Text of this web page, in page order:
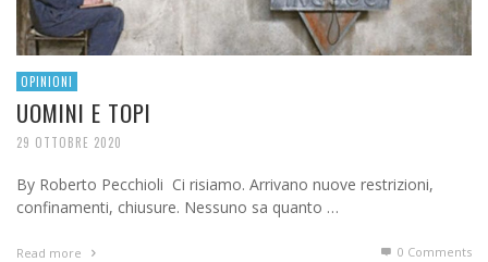
OPINIONI
UOMINI E TOPI
29 OTTOBRE 2020
By Roberto Pecchioli Ci risiamo. Arrivano nuove restrizioni,
confinamenti, chiusure. Nessuno sa quanto …
Read more 0 Comments